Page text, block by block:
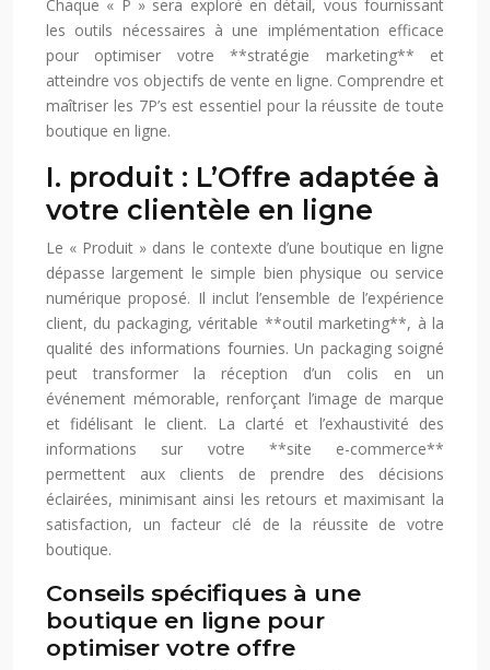
Chaque « P » sera exploré en détail, vous fournissant
les outils nécessaires à une implémentation efficace
pour optimiser votre **stratégie marketing** et
atteindre vos objectifs de vente en ligne. Comprendre et
maîtriser les 7P’s est essentiel pour la réussite de toute
boutique en ligne.
I. produit : L’Offre adaptée à
votre clientèle en ligne
Le « Produit » dans le contexte d’une boutique en ligne
dépasse largement le simple bien physique ou service
numérique proposé. Il inclut l’ensemble de l’expérience
client, du packaging, véritable **outil marketing**, à la
qualité des informations fournies. Un packaging soigné
peut transformer la réception d’un colis en un
événement mémorable, renforçant l’image de marque
et fidélisant le client. La clarté et l’exhaustivité des
informations sur votre **site e-commerce**
permettent aux clients de prendre des décisions
éclairées, minimisant ainsi les retours et maximisant la
satisfaction, un facteur clé de la réussite de votre
boutique.
Conseils spécifiques à une
boutique en ligne pour
optimiser votre offre